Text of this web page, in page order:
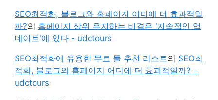
SEO최적화, 블로그와 홈페이지 어디에 더 효과적일
까?의 홈페이지 상위 유지하는 비결은 '지속적인 업
데이트'에 있다 - udctours
SEO최적화에 유용한 무료 툴 추천 리스트 의 SEO최
적화, 블로그와 홈페이지 어디에 더 효과적일까? -
udctours